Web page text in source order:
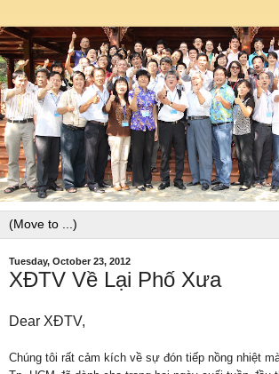
Tuesday, October 23, 2012
XĐTV Về Lại Phố Xưa
Dear XĐTV,
Chúng tôi rất cảm kích về sự đón tiếp nồng nhiệt